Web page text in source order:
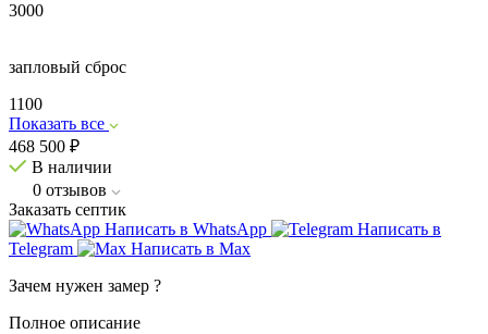
3000
запловый сброс
1100
Показать все
468 500 ₽
В наличии
0 отзывов
Заказать септик
Написать в WhatsApp
Написать в
Telegram
Написать в Max
Зачем нужен замер ?
Полное описание